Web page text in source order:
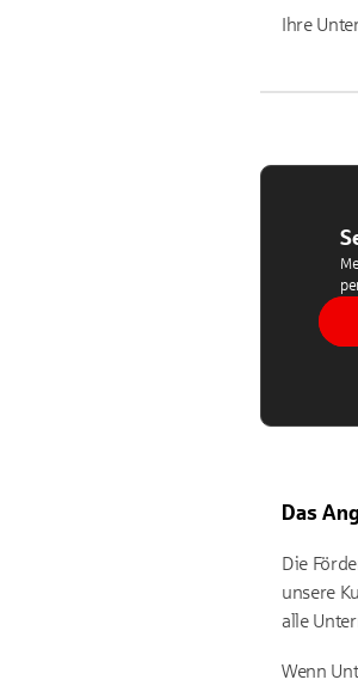
Ihre
Das
Die
unsere
alle
Wenn